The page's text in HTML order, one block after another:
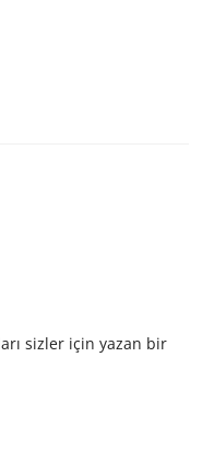
sizler için yazan bir